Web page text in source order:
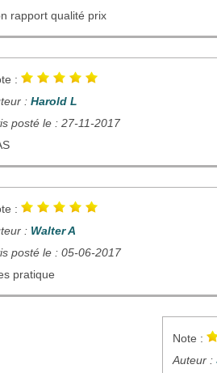
rapport qualité prix
:
: Harold L
posté le : 27-11-2017
:
: Walter A
posté le : 05-06-2017
pratique
Note :
Auteur :